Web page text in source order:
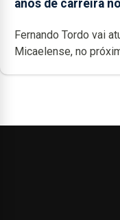
anos de carreira
Fernando Tordo vai
Micaelense, no